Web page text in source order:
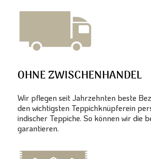
OHNE ZWISCHENHANDEL
Wir pflegen seit Jahrzehnten beste
den wichtigsten Teppichknüpferein
indischer Teppiche. So können wir die
garantieren.